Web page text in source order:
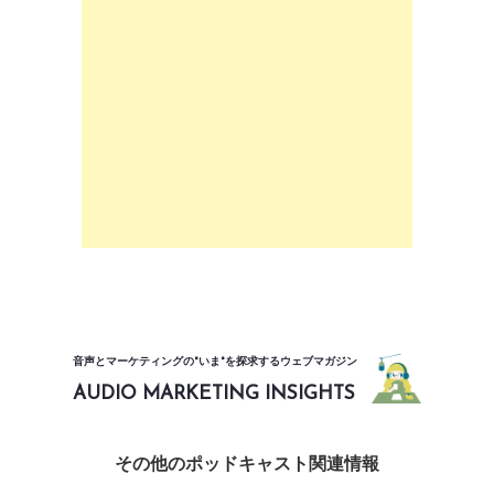
音声とマーケティングの"いま"を探求するウェブマガジン
AUDIO MARKETING INSIGHTS
その他のポッドキャスト関連情報